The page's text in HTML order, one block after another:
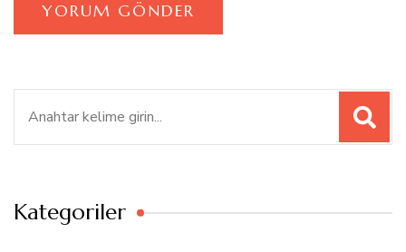
Kategoriler